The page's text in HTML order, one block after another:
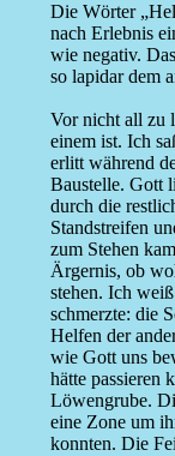
Die Wörter
nach Erlebnis
wie negativ.
so lapidar dem
Vor nicht all zu
einem ist. Ich
erlitt während
Baustelle. Gott
durch die
Standstreifen
zum Stehen
Ärgernis, ob
stehen. Ich
schmerzte: die
Helfen der
wie Gott uns
hätte passieren
Löwengrube.
eine Zone um
konnten. Die